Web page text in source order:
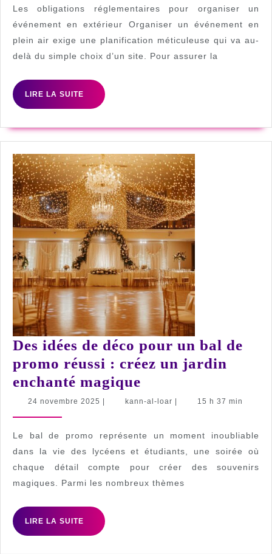
respecter
pour
organiser
un
événement
en
Les obligations réglementaires pour organiser un
événement en extérieur Organiser un événement en
plein air exige une planification méticuleuse qui va au-
delà du simple choix d’un site. Pour assurer la
LIRE LA SUITE
LIRE
LA
Des idées de déco pour un bal de
promo réussi : créez un jardin
enchanté magique
idées
déco
pour
un
bal
24 novembre 2025 24
kann-al-loar kann-
15 h 37 min
Le bal de promo représente un moment inoubliable
dans la vie des lycéens et étudiants, une soirée où
chaque détail compte pour créer des souvenirs
magiques. Parmi les nombreux thèmes
LIRE LA SUITE
LIRE
LA